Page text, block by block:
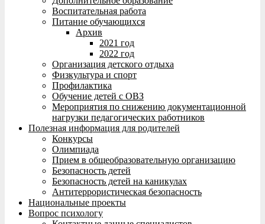
Воспитательная работа
Питание обучающихся
Архив
2021 год
2022 год
Организация детского отдыха
Физкультура и спорт
Профилактика
Обучение детей с ОВЗ
Мероприятия по снижению документационной
нагрузки педагогических работников
Полезная информация для родителей
Конкурсы
Олимпиада
Прием в общеобразовательную организацию
Безопасность детей
Безопасность детей на каникулах
Антитеррористическая безопасность
Национальные проекты
Вопрос психологу